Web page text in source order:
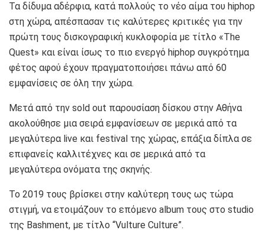
Τα δίδυμα αδέρφια, κατά πολλούς το νέο αίμα του hiphop
στη χώρα, απέσπασαν τις καλύτερες κριτικές για την
πρώτη τους δισκογραφική κυκλοφορία με τίτλο «The
Quest» και είναι ίσως το πιο ενεργό hiphop συγκρότημα
φέτος αφού έχουν πραγματοποιήσει πάνω από 60
εμφανίσεις σε όλη την χώρα.
Μετά από την sold out παρουσίαση δίσκου στην Αθήνα
ακολούθησε μια σειρά εμφανίσεων σε μερικά από τα
μεγαλύτερα live και festival της χώρας, επάξια δίπλα σε
επιφανείς καλλιτέχνες και σε μερικά από τα
μεγαλύτερα ονόματα της σκηνής.
Το 2019 τους βρίσκει στην καλύτερη τους ως τώρα
στιγμή, να ετοιμάζουν το επόμενο album τους στο studio
της Bashment, με τίτλο “Vulture Culture”.